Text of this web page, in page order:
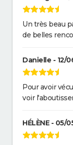
Un très beau
de belles
Danielle - 12/
Pour avoir
voir
HÉLÈNE - 05/